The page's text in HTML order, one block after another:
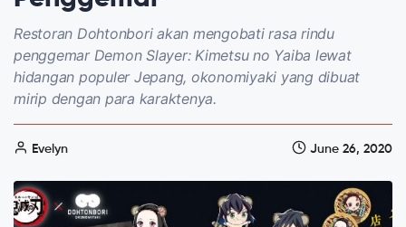
Restoran Dohtonbori akan mengobati rasa rindu
penggemar Demon Slayer: Kimetsu no Yaiba lewat
hidangan populer Jepang, okonomiyaki yang dibuat
mirip dengan para karaktenya.
Evelyn June 26, 2020